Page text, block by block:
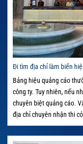
Đi tìm địa chỉ làm biển
Bảng hiệu quảng cáo
công ty. Tuy nhiên, nếu
chuyên biệt quảng cáo.
địa chỉ chuyên nhận thi